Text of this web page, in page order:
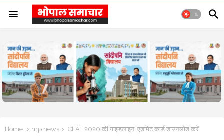
Home mp news CLAT 2020 की गाइडलाइन, एडमिट कार्ड डाउनलोड करें